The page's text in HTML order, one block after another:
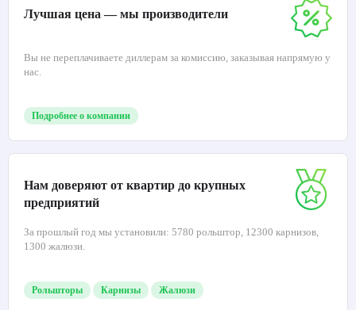
Лучшая цена — мы производители
Вы не переплачиваете диллерам за комиссию, заказывая напрямую у
нас.
Подробнее о компании
Нам доверяют от квартир до крупных
предприятий
За прошлый год мы установили: 5780 рольштор, 12300 карнизов,
1300 жалюзи.
Рольшторы Карнизы Жалюзи